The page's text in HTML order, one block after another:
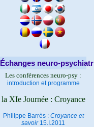
Échanges neuro-
Les conférences neuro-psy :
introduction et programme
la XIe Journée : Croyance
Philippe Barrès : Croyance et
savoir15.I.2011